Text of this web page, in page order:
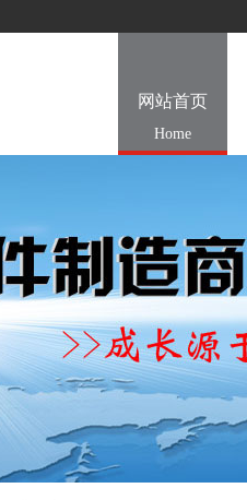
网站首页
Home